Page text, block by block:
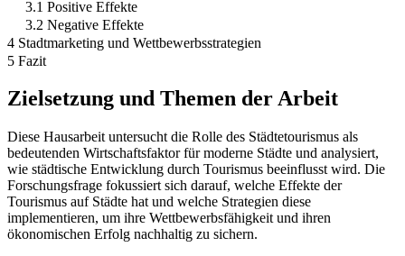
3.1 Positive Effekte
3.2 Negative Effekte
4 Stadtmarketing und Wettbewerbsstrategien
5 Fazit
Zielsetzung und Themen der Arbeit
Diese Hausarbeit untersucht die Rolle des Städtetourismus als
bedeutenden Wirtschaftsfaktor für moderne Städte und analysiert,
wie städtische Entwicklung durch Tourismus beeinflusst wird. Die
Forschungsfrage fokussiert sich darauf, welche Effekte der
Tourismus auf Städte hat und welche Strategien diese
implementieren, um ihre Wettbewerbsfähigkeit und ihren
ökonomischen Erfolg nachhaltig zu sichern.